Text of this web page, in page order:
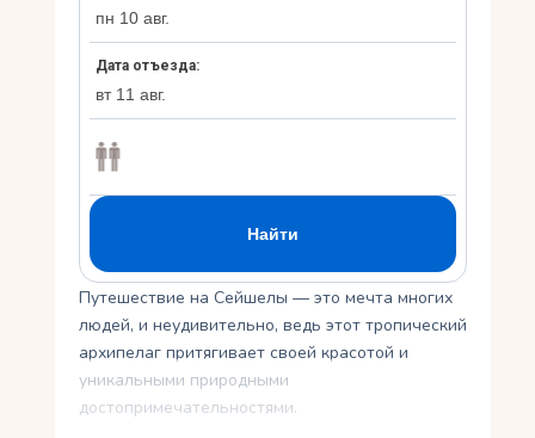
Путешествие на Сейшелы — это мечта многих
людей, и неудивительно, ведь этот тропический
архипелаг притягивает своей красотой и
уникальными природными
достопримечательностями.